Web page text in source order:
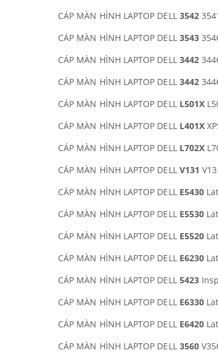
CÁP MÀN HÌNH LAPTOP DELL 3542
CÁP MÀN HÌNH LAPTOP DELL 3543
CÁP MÀN HÌNH LAPTOP DELL 3442
CÁP MÀN HÌNH LAPTOP DELL 3442
CÁP MÀN HÌNH LAPTOP DELL L501X
CÁP MÀN HÌNH LAPTOP DELL L401X
CÁP MÀN HÌNH LAPTOP DELL L702X
CÁP MÀN HÌNH LAPTOP DELL V131
CÁP MÀN HÌNH LAPTOP DELL E5430
CÁP MÀN HÌNH LAPTOP DELL E5530
CÁP MÀN HÌNH LAPTOP DELL E5520
CÁP MÀN HÌNH LAPTOP DELL E6230
CÁP MÀN HÌNH LAPTOP DELL 5423
CÁP MÀN HÌNH LAPTOP DELL E6330
CÁP MÀN HÌNH LAPTOP DELL E6420
CÁP MÀN HÌNH LAPTOP DELL 3560